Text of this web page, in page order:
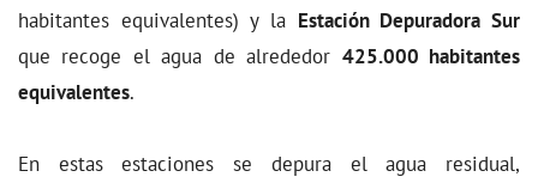
habitantes equivalentes) y la Estación Depuradora Sur
que recoge el agua de alrededor 425.000 habitantes
equivalentes.
En estas estaciones se depura el agua residual,